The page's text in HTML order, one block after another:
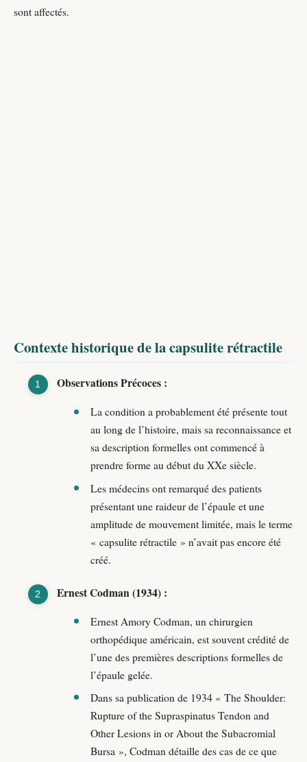
sont affectés.
Contexte historique de la capsulite rétractile
Observations Précoces :
La condition a probablement été présente tout
au long de l’histoire, mais sa reconnaissance et
sa description formelles ont commencé à
prendre forme au début du XXe siècle.
Les médecins ont remarqué des patients
présentant une raideur de l’épaule et une
amplitude de mouvement limitée, mais le terme
« capsulite rétractile » n’avait pas encore été
créé.
Ernest Codman (1934) :
Ernest Amory Codman, un chirurgien
orthopédique américain, est souvent crédité de
l’une des premières descriptions formelles de
l’épaule gelée.
Dans sa publication de 1934 « The Shoulder:
Rupture of the Supraspinatus Tendon and
Other Lesions in or About the Subacromial
Bursa », Codman détaille des cas de ce que